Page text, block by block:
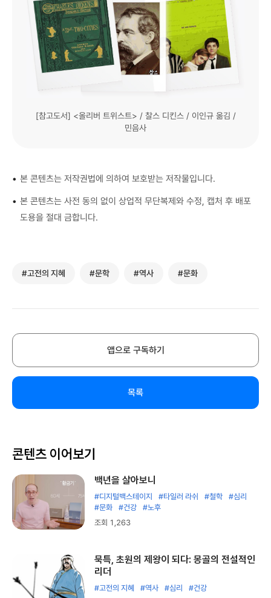
[참고도서] <올리버 트위스트> / 찰스 디킨스 / 이인규 옮김 /
민음사
• 본 콘텐츠는 저작권법에 의하여 보호받는 저작물입니다.
• 본 콘텐츠는 사전 동의 없이 상업적 무단복제와 수정, 캡처 후 배포
도용을 절대 금합니다.
#고전의 지혜 #문학 #역사 #문화
앱으로 구독하기
목록
콘텐츠 이어보기
백년을 살아보니
#디지털백스테이지 #타일러 라쉬 #철학
#심리
#문화
#건강
#노후
조회 1,263
묵특, 초원의 제왕이 되다: 몽골의 전설적인
리더
#고전의 지혜 #역사 #심리 #건강